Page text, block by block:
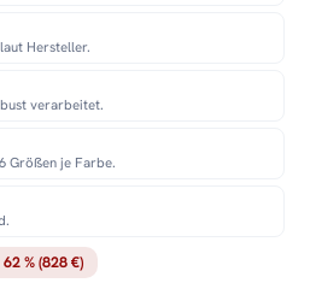
% (828 €)
Hersteller.
verarbeitet.
Größen je Farbe.